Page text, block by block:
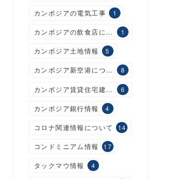
カンボジアの電気工事 1
カンボジアの飲食店について 1
カンボジア土地情報 5
カンボジア新空港について 8
カンボジア賃貸住宅建設について 6
カンボジア銀行情報 4
コロナ関連情報について 14
コンドミニアム情報 17
タックマウ情報 4